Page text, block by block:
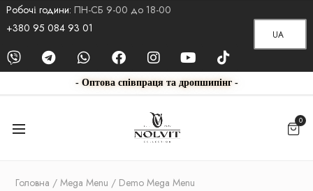
Робочі години: ПН-СБ 9-00 до 18-00
UA
+380 95 084 93 01
- Оптова співпраця та дропшипінг -
0
Головна Mega Menu Demo Mega Menu